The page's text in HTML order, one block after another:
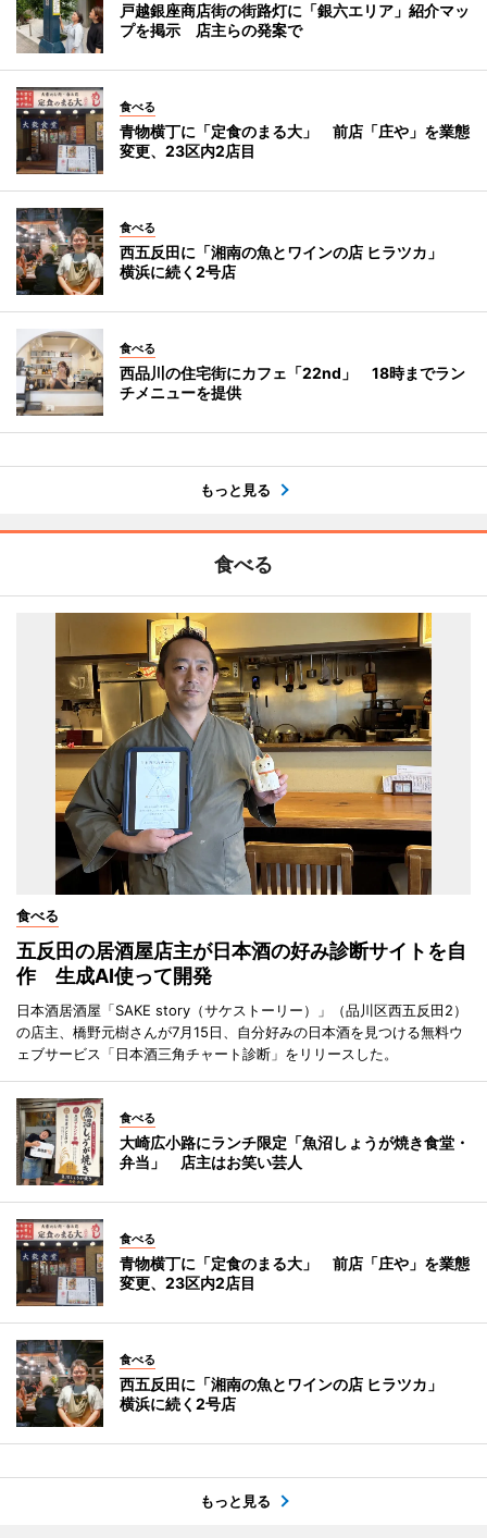
戸越銀座商店街の街路灯に「銀六エリア」紹介マッ
プを掲示 店主らの発案で
食べる
青物横丁に「定食のまる大」 前店「庄や」を業態
変更、23区内2店目
食べる
西五反田に「湘南の魚とワインの店 ヒラツカ」
横浜に続く2号店
食べる
西品川の住宅街にカフェ「22nd」 18時までラン
チメニューを提供
もっと見る
食べる
食べる
五反田の居酒屋店主が日本酒の好み診断サイトを自
作 生成AI使って開発
日本酒居酒屋「SAKE story（サケストーリー）」（品川区西五反田2）
の店主、橋野元樹さんが7月15日、自分好みの日本酒を見つける無料ウ
ェブサービス「日本酒三角チャート診断」をリリースした。
食べる
大崎広小路にランチ限定「魚沼しょうが焼き食堂・
弁当」 店主はお笑い芸人
食べる
青物横丁に「定食のまる大」 前店「庄や」を業態
変更、23区内2店目
食べる
西五反田に「湘南の魚とワインの店 ヒラツカ」
横浜に続く2号店
もっと見る